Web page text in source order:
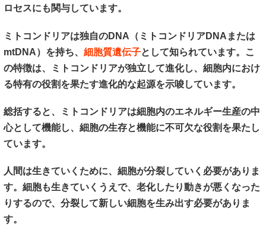
ロセスにも関与しています。
ミトコンドリアは独自のDNA（ミトコンドリアDNAまたは
mtDNA）を持ち、 細胞質遺伝子として知られています。こ
の特徴は、ミトコンドリアが独立して進化し、細胞内におけ
る特有の役割を果たす進化的な起源を示唆しています。
総括すると、ミトコンドリアは細胞内のエネルギー生産の中
心として機能し、細胞の生存と機能に不可欠な役割を果たし
ています。
人間は生きていくために、細胞が分裂していく必要がありま
す。細胞も生きていくうえで、老化したり動きが悪くなった
りするので、分裂して新しい細胞を生み出す必要がありま
す。